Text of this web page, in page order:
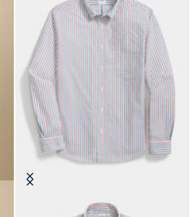
Camicia Friday a Righe con Collo